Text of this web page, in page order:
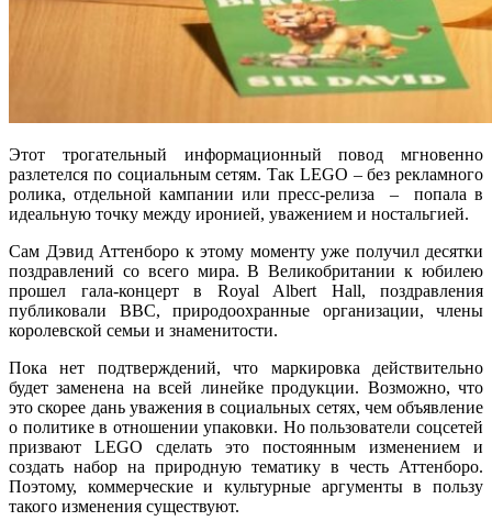
Этот трогательный информационный повод мгновенно
разлетелся по социальным сетям. Так LEGO –без рекламного
ролика, отдельной кампании или пресс-релиза – попала в
идеальную точку между иронией, уважением и ностальгией.
Сам Дэвид Аттенборо к этому моменту уже получил десятки
поздравлений со всего мира. В Великобритании к юбилею
прошел гала-концерт в Royal Albert Hall, поздравления
публиковали BBC, природоохранные организации, члены
королевской семьи и знаменитости.
Пока нет подтверждений, что маркировка действительно
будет заменена на всей линейке продукции. Возможно, что
это скорее дань уважения в социальных сетях, чем объявление
о политике в отношении упаковки. Но пользователи соцсетей
призвают LEGO сделать это постоянным изменением и
создать набор на природную тематику в честь Аттенборо.
Поэтому, коммерческие и культурные аргументы в пользу
такого изменения существуют.